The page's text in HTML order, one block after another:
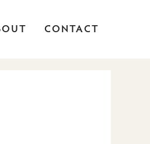
CONTACT